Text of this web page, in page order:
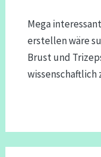
Mega
erstellen wäre
Brust und
wissenschaftlich